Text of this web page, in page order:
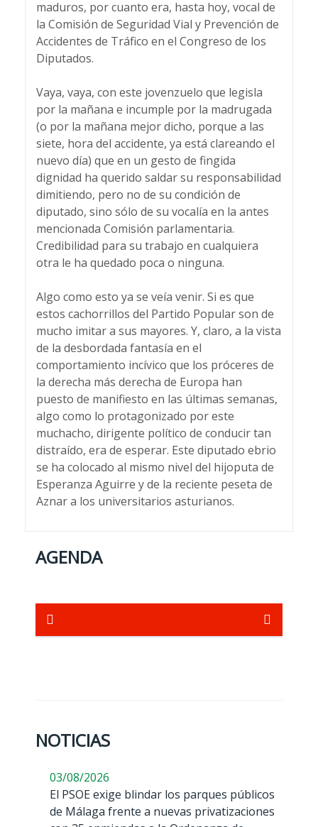
maduros, por cuanto era, hasta hoy, vocal de
la Comisión de Seguridad Vial y Prevención de
Accidentes de Tráfico en el Congreso de los
Diputados.
Vaya, vaya, con este jovenzuelo que legisla
por la mañana e incumple por la madrugada
(o por la mañana mejor dicho, porque a las
siete, hora del accidente, ya está clareando el
nuevo día) que en un gesto de fingida
dignidad ha querido saldar su responsabilidad
dimitiendo, pero no de su condición de
diputado, sino sólo de su vocalía en la antes
mencionada Comisión parlamentaria.
Credibilidad para su trabajo en cualquiera
otra le ha quedado poca o ninguna.
Algo como esto ya se veía venir. Si es que
estos cachorrillos del Partido Popular son de
mucho imitar a sus mayores. Y, claro, a la vista
de la desbordada fantasía en el
comportamiento incívico que los próceres de
la derecha más derecha de Europa han
puesto de manifiesto en las últimas semanas,
algo como lo protagonizado por este
muchacho, dirigente político de conducir tan
distraído, era de esperar. Este diputado ebrio
se ha colocado al mismo nivel del hijoputa de
Esperanza Aguirre y de la reciente peseta de
Aznar a los universitarios asturianos.
AGENDA
NOTICIAS
03/08/2026
El PSOE exige blindar los parques públicos
de Málaga frente a nuevas privatizaciones